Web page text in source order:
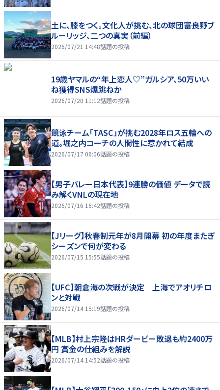
土に、膝をつく。文化人が挑む、北の球団――富良野ブ
ルーリッジ、二つの真実（前編）
2026/07/21 14:48話題の投稿
19歳ヤマルの“年上恋人♡”ガルシア、50万いい
ね獲得SNS爆跳ねか
2026/07/20 11:12話題の投稿
競泳チーム「TASC」が挑む2028年ロス五輪への
道。堀之内コーチの人間性に惹かれて結成
2026/07/17 06:06話題の投稿
【男子バレー日本代表】9連勝の価値 データで読
み解くVNLの現在地
2026/07/16 16:42話題の投稿
【Jリーグ】秋春制元年が8月開幕 初の年度またぎ
シーズンで何が変わる
2026/07/15 15:55話題の投稿
【UFC】朝倉海の次戦が決定 上海でアオリチロ
ンと対戦
2026/07/14 15:19話題の投稿
【MLB】村上宗隆はHRダービー敗退も約2400万
円 賞金の仕組みを解説
2026/07/14 14:52話題の投稿